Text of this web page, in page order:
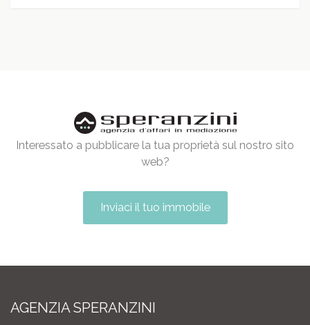
Interessato a pubblicare la tua proprietà sul nostro sito
web?
Inviaci il tuo immobile
AGENZIA SPERANZINI